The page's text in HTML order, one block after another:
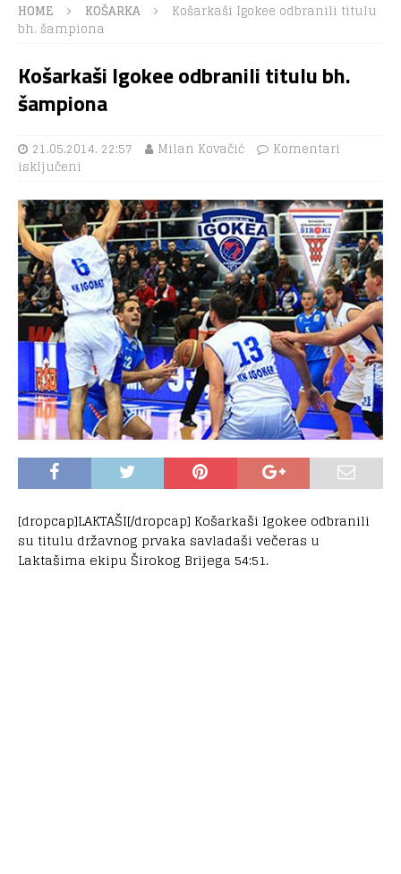
HOME KOŠARKA
Košarkaši Igokee odbranili titulu
bh. šampiona
Košarkaši Igokee odbranili titulu bh.
šampiona
21.05.2014. 22:57 Milan Kovačić
Komentari
isključeni
[dropcap]LAKTAŠI[/dropcap] Košarkaši Igokee odbranili
su titulu državnog prvaka savladaši večeras u
Laktašima ekipu Širokog Brijega 54:51.